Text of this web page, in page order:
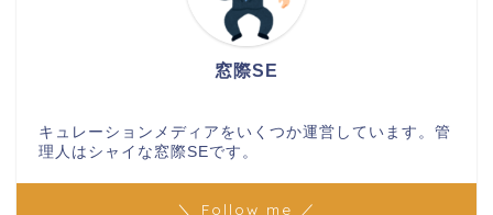
窓際SE
キュレーションメディアをいくつか運営しています。管
理人はシャイな窓際SEです。
＼ Follow me ／